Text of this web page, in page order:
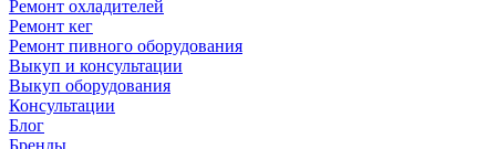
Ремонт охладителей
Ремонт кег
Ремонт пивного оборудования
Выкуп и консультации
Выкуп оборудования
Консультации
Блог
Бренды